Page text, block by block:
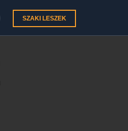
SZAKI LESZEK